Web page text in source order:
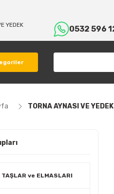
0532 596
TORNA AYNASI VE
TAŞLAR ve ELMASLARI